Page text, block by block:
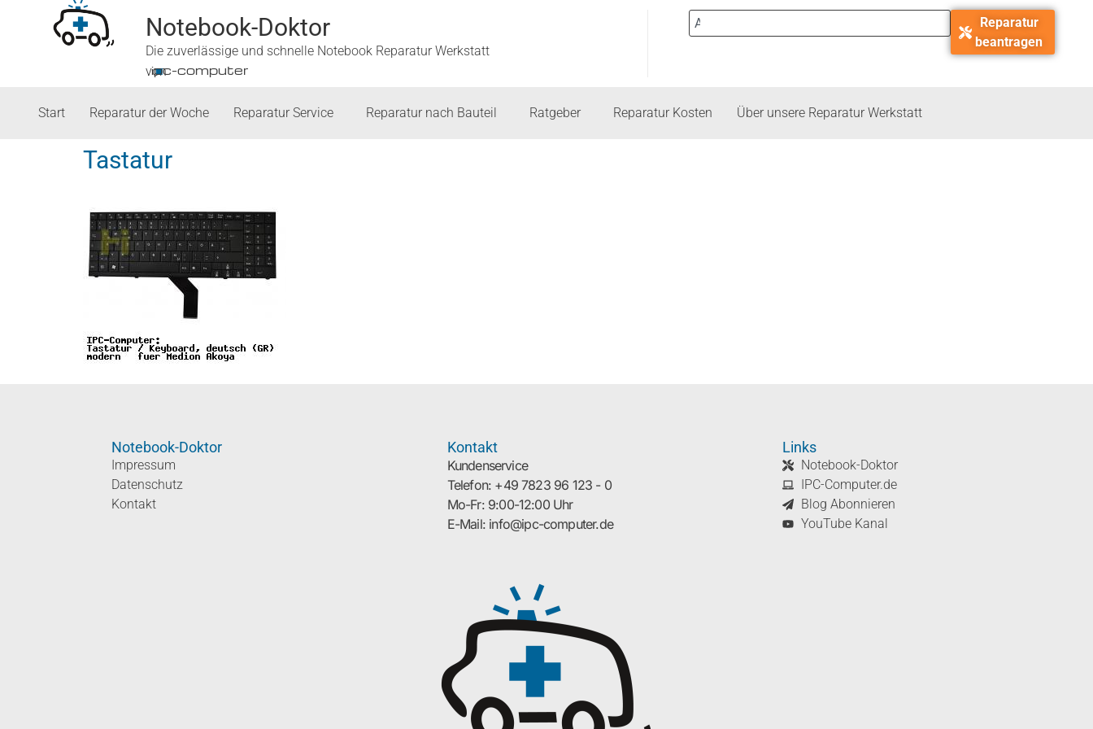
Notebook-Doktor
Die zuverlässige und schnelle Notebook Reparatur Werkstatt
von
■
ipc-computer
Reparatur
beantragen
Start Reparatur der Woche Reparatur Service Reparatur nach Bauteil Ratgeber Reparatur Kosten Über unsere Reparatur Werkstatt
Tastatur
Notebook-Doktor
Impressum
Datenschutz
Kontakt
Kontakt
Kundenservice
Telefon: +49 7823 96 123 - 0
Mo-Fr: 9:00-12:00 Uhr
E-Mail: info@ipc-computer.de
Links
Notebook-Doktor
IPC-Computer.de
Blog Abonnieren
YouTube Kanal